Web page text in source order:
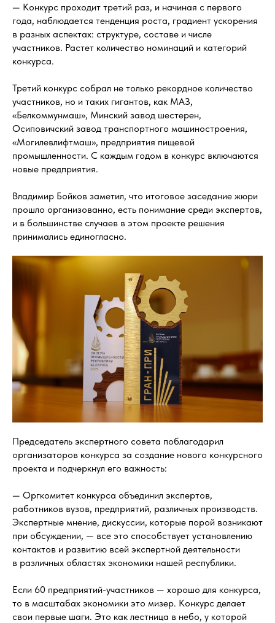
— Конкурс проходит третий раз, и начиная с первого
года, наблюдается тенденция роста, градиент ускорения
в разных аспектах: структуре, составе и числе
участников. Растет количество номинаций и категорий
конкурса.
Третий конкурс собрал не только рекордное количество
участников, но и таких гигантов, как МАЗ,
«Белкоммунмаш», Минский завод шестерен,
Осиповичский завод транспортного машиностроения,
«Могилевлифтмаш», предприятия пищевой
промышленности. С каждым годом в конкурс включаются
новые предприятия.
Владимир Бойков заметил, что итоговое заседание жюри
прошло организованно, есть понимание среди экспертов,
и в большинстве случаев в этом проекте решения
принимались единогласно.
Председатель экспертного совета поблагодарил
организаторов конкурса за создание нового конкурсного
проекта и подчеркнул его важность:
— Оргкомитет конкурса объединил экспертов,
работников вузов, предприятий, различных производств.
Экспертные мнение, дискуссии, которые порой возникают
при обсуждении, — все это способствует установлению
контактов и развитию всей экспертной деятельности
в различных областях экономики нашей республики.
Если 60 предприятий-участников — хорошо для конкурса,
то в масштабах экономики это мизер. Конкурс делает
свои первые шаги. Это как лестница в небо, у которой